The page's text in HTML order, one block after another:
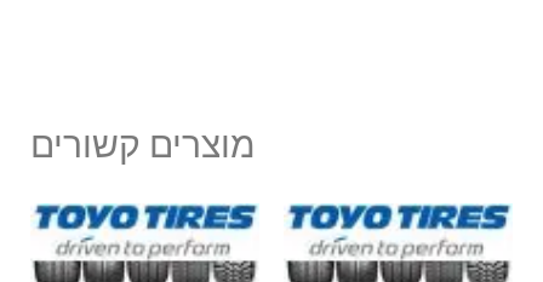
מוצרים קשורים